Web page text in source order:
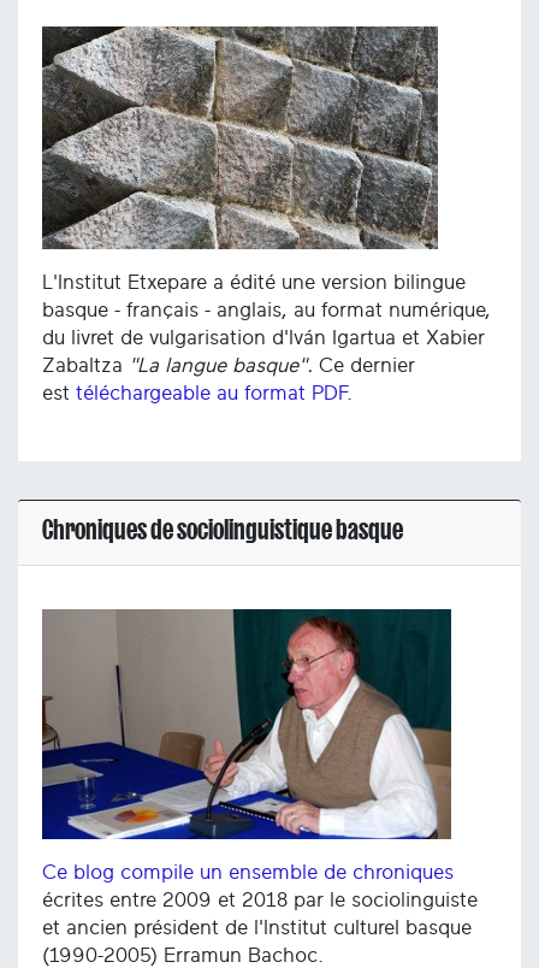
L'Institut Etxepare a édité une version bilingue
basque - français - anglais, au format numérique,
du livret de vulgarisation d'Iván Igartua et Xabier
Zabaltza "La langue basque". Ce dernier
est téléchargeable au format PDF.
Chroniques de sociolinguistique basque
Ce blog compile un ensemble de chroniques
écrites entre 2009 et 2018 par le sociolinguiste
et ancien président de l'Institut culturel basque
(1990-2005) Erramun Bachoc.